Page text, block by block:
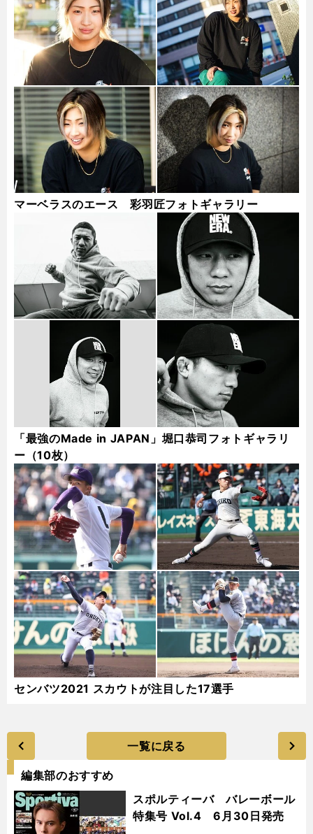
マーベラスのエース 彩羽匠フォトギャラリー
「最強のMade in JAPAN」堀口恭司フォトギャラリ
ー（10枚）
センバツ2021 スカウトが注目した17選手
一覧に戻る
編集部のおすすめ
スポルティーバ バレーボール
特集号 Vol.4 6月30日発売